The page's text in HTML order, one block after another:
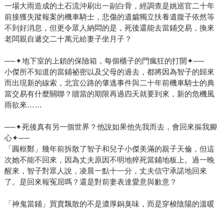
一場大雨造成的土石流沖刷出一副白骨，經調查是姚巡官二十年
前接獲失蹤報案的機車騎士，悲傷的遺孀獨立扶養遺腹子依然等
不到好消息，但更令眾人納悶的是，死後還能去當鋪交易，換來
老闆親自遞交二十萬元給妻子坐月子？
──✦地下室的上鎖的保險箱，每個櫃子的門瘋狂的打開✦──
小傑所不知道的當鋪祕密以及父母的過去，都將因為智子的歸來
而出現新的線索，北宜公路的肇逃事件與二十年前機車騎士的典
當交易有什麼關聯？贖當的期限再過四天就要到來，新的危機風
雨欲來……
──✦死後真有另一個世界？他說如果他先我而去，會回來摳我腳
心✦──
「圓框鄭」幾年前拆散了智子和兒子小傑美滿的親子天倫，但這
次她不能不回來，因為丈夫原因不明地猝死當鋪地板上。過一晚
醒來，智子對眾人說，凌晨一點十一分，丈夫信守承諾地回來
了。是回來報冤屈嗎？還是對前妻表達愛意與歉意？
「神鬼當鋪」買賣飄散的不是濃厚銅臭味，而是穿梭陰陽的溫暖